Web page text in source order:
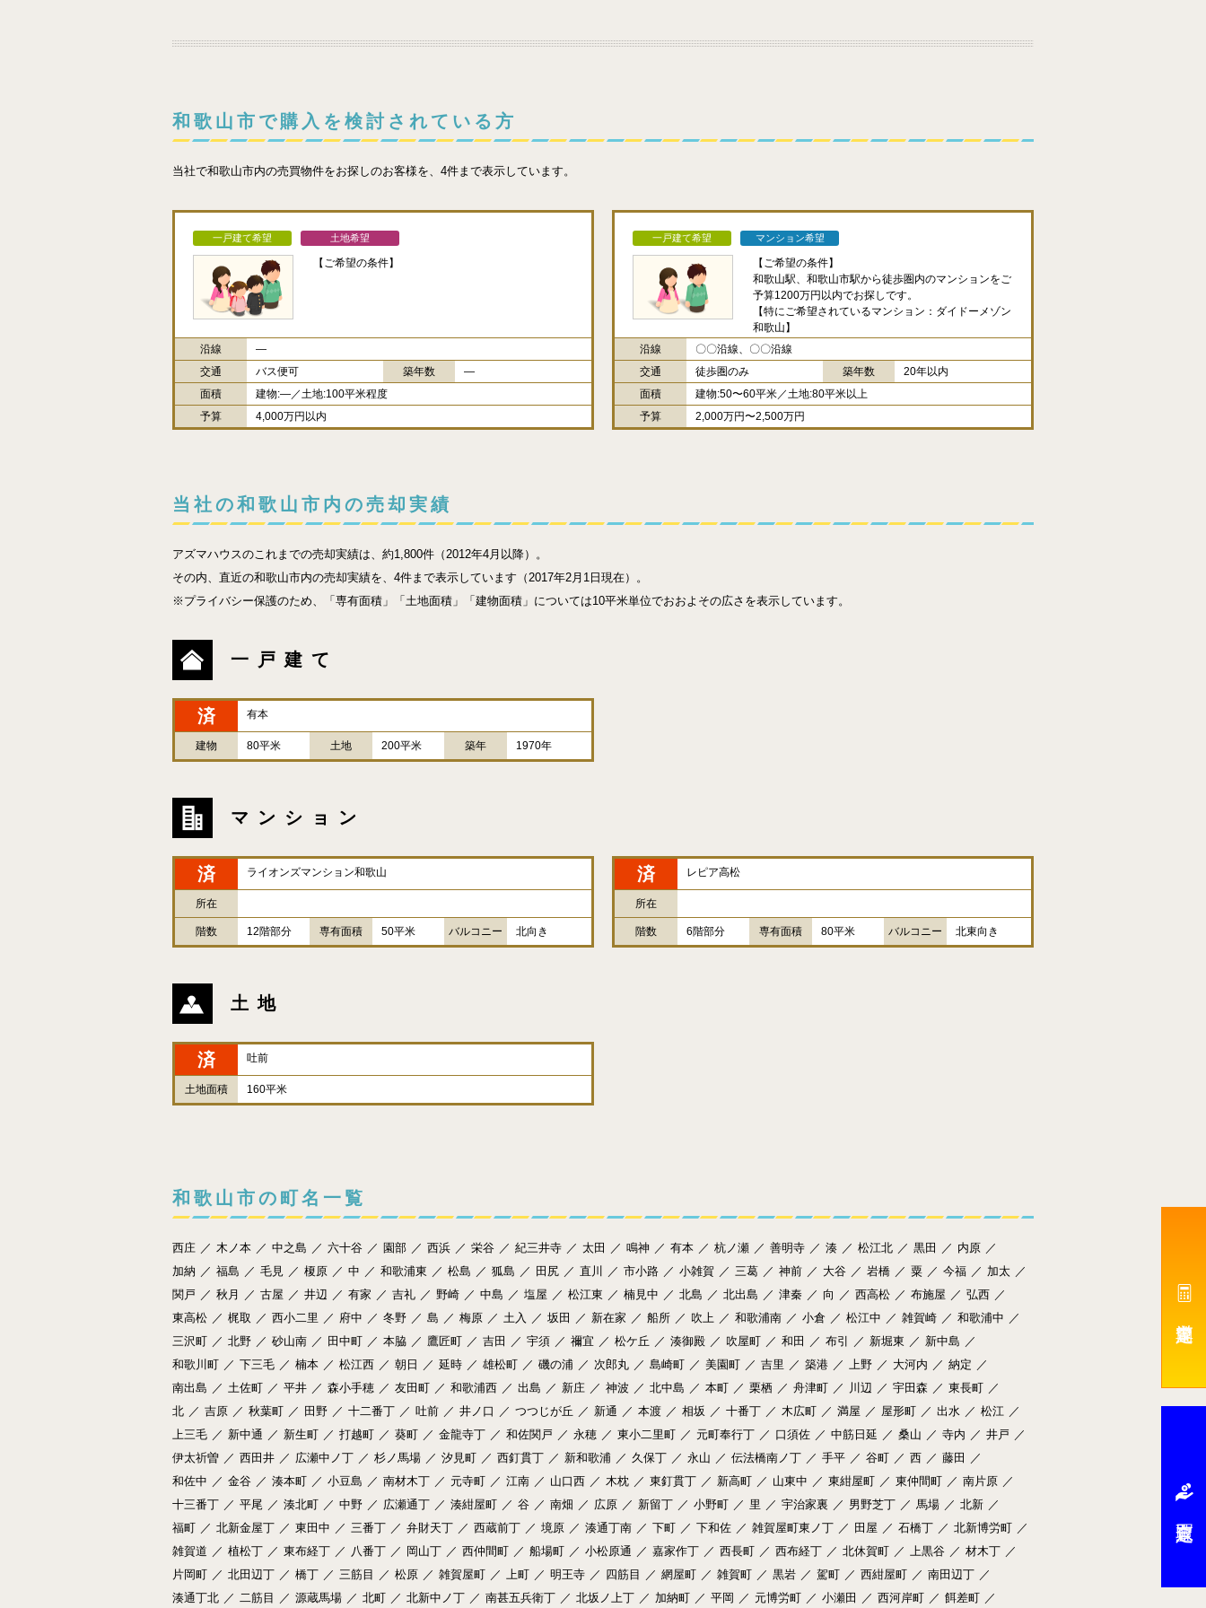
和歌山市で購入を検討されている方
当社で和歌山市内の売買物件をお探しのお客様を、4件まで表示しています。
一戸建て希望 土地希望
【ご希望の条件】
沿線
―
交通
バス便可 築年数
―
面積
建物:―／土地:100平米程度
予算
4,000万円以内
一戸建て希望 マンション希望
【ご希望の条件】
和歌山駅、和歌山市駅から徒歩圏内のマンションをご
予算1200万円以内でお探しです。
【特にご希望されているマンション：ダイドーメゾン
和歌山】
沿線
〇〇沿線、〇〇沿線
交通
徒歩圏のみ 築年数
20年以内
面積
建物:50〜60平米／土地:80平米以上
予算
2,000万円〜2,500万円
当社の和歌山市内の売却実績
アズマハウスのこれまでの売却実績は、約1,800件（2012年4月以降）。
その内、直近の和歌山市内の売却実績を、4件まで表示しています（2017年2月1日現在）。
※プライバシー保護のため、「専有面積」「土地面積」「建物面積」については10平米単位でおおよその広さを表示しています。
一戸建て
済 有本
建物 80平米 土地 200平米 築年 1970年
マンション
済 ライオンズマンション和歌山
所在
階数 12階部分 専有面積 50平米 バルコニー 北向き
済 レピア高松
所在
階数 6階部分 専有面積 80平米 バルコニー 北東向き
土地
済 吐前
土地面積 160平米
和歌山市の町名一覧
西庄 ／ 木ノ本 ／ 中之島 ／ 六十谷 ／ 園部 ／ 西浜 ／ 栄谷 ／ 紀三井寺 ／ 太田 ／ 鳴神 ／ 有本 ／ 杭ノ瀬 ／ 善明寺 ／ 湊 ／ 松江北 ／ 黒田 ／ 内原 ／
加納 ／ 福島 ／ 毛見 ／ 榎原 ／ 中 ／ 和歌浦東 ／ 松島 ／ 狐島 ／ 田尻 ／ 直川 ／ 市小路 ／ 小雑賀 ／ 三葛 ／ 神前 ／ 大谷 ／ 岩橋 ／ 粟 ／ 今福 ／ 加太 ／
関戸 ／ 秋月 ／ 古屋 ／ 井辺 ／ 有家 ／ 吉礼 ／ 野崎 ／ 中島 ／ 塩屋 ／ 松江東 ／ 楠見中 ／ 北島 ／ 北出島 ／ 津秦 ／ 向 ／ 西高松 ／ 布施屋 ／ 弘西 ／
東高松 ／ 梶取 ／ 西小二里 ／ 府中 ／ 冬野 ／ 島 ／ 梅原 ／ 土入 ／ 坂田 ／ 新在家 ／ 船所 ／ 吹上 ／ 和歌浦南 ／ 小倉 ／ 松江中 ／ 雑賀崎 ／ 和歌浦中 ／
三沢町 ／ 北野 ／ 砂山南 ／ 田中町 ／ 本脇 ／ 鷹匠町 ／ 吉田 ／ 宇須 ／ 禰宜 ／ 松ケ丘 ／ 湊御殿 ／ 吹屋町 ／ 和田 ／ 布引 ／ 新堀東 ／ 新中島 ／
和歌川町 ／ 下三毛 ／ 楠本 ／ 松江西 ／ 朝日 ／ 延時 ／ 雄松町 ／ 磯の浦 ／ 次郎丸 ／ 島崎町 ／ 美園町 ／ 吉里 ／ 築港 ／ 上野 ／ 大河内 ／ 納定 ／
南出島 ／ 土佐町 ／ 平井 ／ 森小手穂 ／ 友田町 ／ 和歌浦西 ／ 出島 ／ 新庄 ／ 神波 ／ 北中島 ／ 本町 ／ 栗栖 ／ 舟津町 ／ 川辺 ／ 宇田森 ／ 東長町 ／
北 ／ 吉原 ／ 秋葉町 ／ 田野 ／ 十二番丁 ／ 吐前 ／ 井ノ口 ／ つつじが丘 ／ 新通 ／ 本渡 ／ 相坂 ／ 十番丁 ／ 木広町 ／ 満屋 ／ 屋形町 ／ 出水 ／ 松江 ／
上三毛 ／ 新中通 ／ 新生町 ／ 打越町 ／ 葵町 ／ 金龍寺丁 ／ 和佐関戸 ／ 永穂 ／ 東小二里町 ／ 元町奉行丁 ／ 口須佐 ／ 中筋日延 ／ 桑山 ／ 寺内 ／ 井戸 ／
伊太祈曽 ／ 西田井 ／ 広瀬中ノ丁 ／ 杉ノ馬場 ／ 汐見町 ／ 西釘貫丁 ／ 新和歌浦 ／ 久保丁 ／ 永山 ／ 伝法橋南ノ丁 ／ 手平 ／ 谷町 ／ 西 ／ 藤田
／
和佐中 ／ 金谷 ／ 湊本町 ／ 小豆島 ／ 南材木丁 ／ 元寺町 ／ 江南 ／ 山口西 ／ 木枕 ／ 東釘貫丁 ／ 新高町 ／ 山東中 ／ 東紺屋町 ／ 東仲間町 ／ 南片原 ／
十三番丁 ／ 平尾 ／ 湊北町 ／ 中野 ／ 広瀬通丁 ／ 湊紺屋町 ／ 谷 ／ 南畑 ／ 広原 ／ 新留丁 ／ 小野町 ／ 里 ／ 宇治家裏 ／ 男野芝丁 ／ 馬場 ／ 北新 ／
福町 ／ 北新金屋丁 ／ 東田中 ／ 三番丁 ／ 弁財天丁 ／ 西蔵前丁 ／ 境原 ／ 湊通丁南 ／ 下町 ／ 下和佐 ／ 雑賀屋町東ノ丁 ／ 田屋 ／ 石橋丁 ／ 北新博労町 ／
雑賀道 ／ 植松丁 ／ 東布経丁 ／ 八番丁 ／ 岡山丁 ／ 西仲間町 ／ 船場町 ／ 小松原通 ／ 嘉家作丁 ／ 西長町 ／ 西布経丁 ／ 北休賀町 ／ 上黒谷 ／ 材木丁 ／
片岡町 ／ 北田辺丁 ／ 橋丁 ／ 三筋目 ／ 松原 ／ 雑賀屋町 ／ 上町 ／ 明王寺 ／ 四筋目 ／ 網屋町 ／ 雑賀町 ／ 黒岩 ／ 駕町 ／ 西紺屋町 ／ 南田辺丁 ／
湊通丁北 ／ 二筋目 ／ 源蔵馬場 ／ 北町 ／ 北新中ノ丁 ／ 南甚五兵衛丁 ／ 北坂ノ上丁 ／ 加納町 ／ 平岡 ／ 元博労町 ／ 小瀬田 ／ 西河岸町 ／ 餌差町 ／